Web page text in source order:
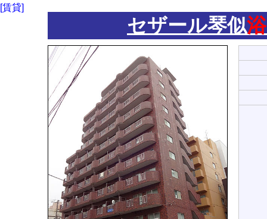
[賃貸]
セザール琴似